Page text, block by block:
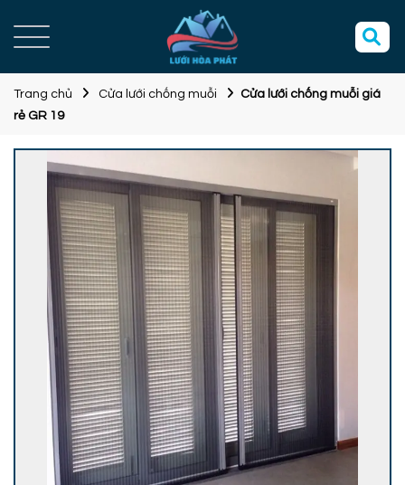
Trang chủ Cửa lưới chống muỗi
Cửa lưới chống muỗi giá
rẻ GR 19